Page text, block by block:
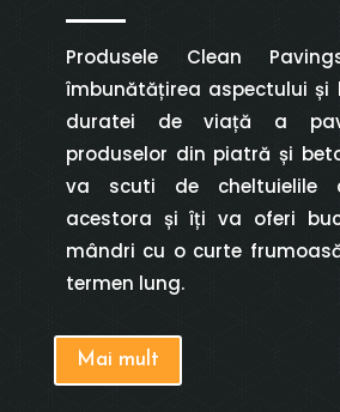
Produsele Clean
îmbunătățirea aspectului și
duratei de viață a
produselor din piatră și
va scuti de cheltuielile
acestora și îți va oferi
mândri cu o curte
termen lung.
Mai mult